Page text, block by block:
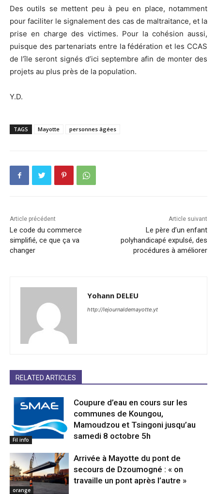
Des outils se mettent peu à peu en place, notamment
pour faciliter le signalement des cas de maltraitance, et la
prise en charge des victimes. Pour la cohésion aussi,
puisque des partenariats entre la fédération et les CCAS
de l’île seront signés d’ici septembre afin de monter des
projets au plus près de la population.
Y.D.
TAGS Mayotte personnes âgées
Article précédent
Le code du commerce
simplifié, ce que ça va
changer
Article suivant
Le père d’un enfant
polyhandicapé expulsé, des
procédures à améliorer
Yohann DELEU
http://lejournaldemayotte.yt
RELATED ARTICLES
Fil info
Coupure d’eau en cours sur les
communes de Koungou,
Mamoudzou et Tsingoni jusqu’au
samedi 8 octobre 5h
orange
Arrivée à Mayotte du pont de
secours de Dzoumogné : « on
travaille un pont après l’autre »